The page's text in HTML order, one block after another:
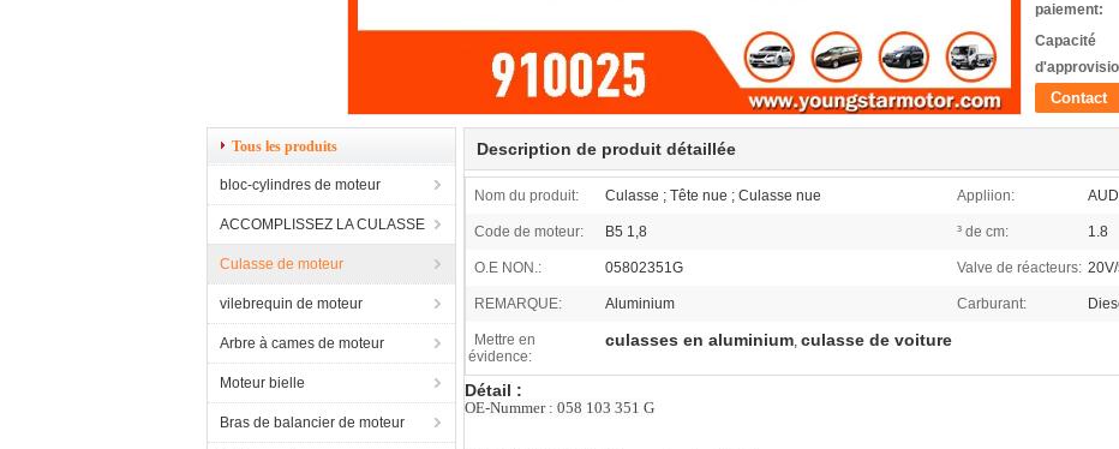
paiement:
Capacité
Contact
Tous les produits
bloc-cylindres de moteur
ACCOMPLISSEZ LA CULASSE
Culasse de moteur
vilebrequin de moteur
Arbre à cames de moteur
Moteur bielle
Bras de balancier de moteur
Description de produit détaillée
Nom du produit: Culasse ; Tête nue ; Culasse nue Appliion:
Code de moteur: B5 1,8 ³ de cm: 1.8
O.E NON.: 05802351G Valve de réacteurs:
REMARQUE: Aluminium Carburant:
Mettre en
évidence:
culasses en aluminium, culasse de voiture
Détail :
OE-Nummer : 058 103 351 G